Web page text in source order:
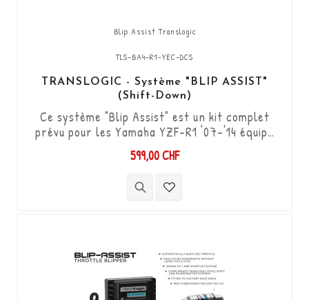
Blip Assist Translogic
TLS-BA4-R1-YEC-DCS
TRANSLOGIC - Système "BLIP ASSIST"
(Shift-Down)
Ce système "Blip Assist" est un kit complet
prévu pour les Yamaha YZF-R1 '07-'14 équipé
avec boîtier et câblage racing YEC. Il permet
de descendre les vitesses (Shift-Down) sans
utiliser l'embrayage. Kit "Plug & Play"
compatible avec les connectiques d'origine.
599,00 CHF